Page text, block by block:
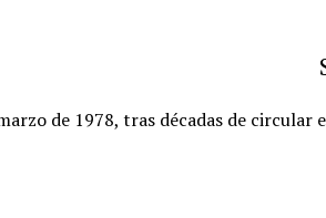
de 1978, tras décadas de